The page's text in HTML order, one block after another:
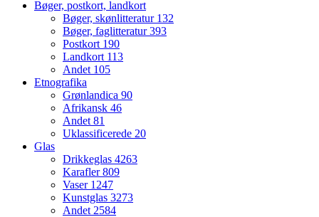
Bøger, postkort, landkort
Bøger, skønlitteratur 132
Bøger, faglitteratur393
Postkort 190
Landkort 113
Andet 105
Etnografika
Grønlandica 90
Afrikansk 46
Andet 81
Uklassificerede 20
Glas
Drikkeglas 4263
Karafler809
Vaser 1247
Kunstglas 3273
Andet 2584